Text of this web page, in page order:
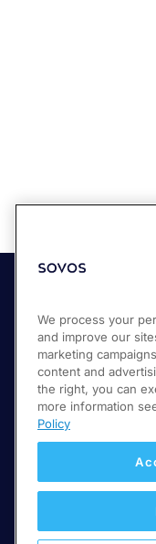
Soluciones
Compliance Cloud
Facturación
Servicios de
We process your
and improve our
marketing
content and
the right, you can
more information
Policy